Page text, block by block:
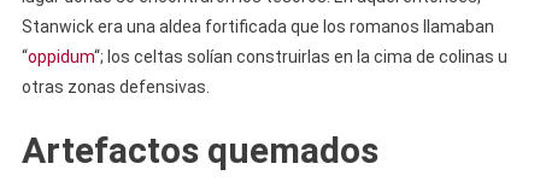
Stanwick era una aldea fortificada que los romanos llamaban
“oppidum“; los celtas solían construirlas en la cima de colinas u
otras zonas defensivas.
Artefactos quemados